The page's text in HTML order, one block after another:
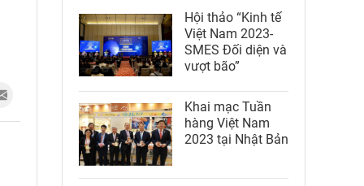
Hội thảo “Kinh tế
Việt Nam 2023-
SMES Đối diện và
vượt bão”
Khai mạc Tuần
hàng Việt Nam
2023 tại Nhật Bản